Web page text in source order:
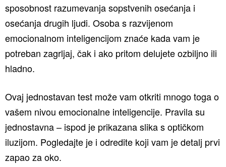
sposobnost razumevanja sopstvenih osećanja i
osećanja drugih ljudi. Osoba s razvijenom
emocionalnom inteligencijom znaće kada vam je
potreban zagrljaj, čak i ako pritom delujete ozbiljno ili
hladno.
Ovaj jednostavan test može vam otkriti mnogo toga o
vašem nivou emocionalne inteligencije. Pravila su
jednostavna – ispod je prikazana slika s optičkom
iluzijom. Pogledajte je i odredite koji vam je detalj prvi
zapao za oko.